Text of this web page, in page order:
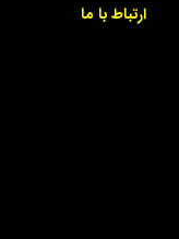
ارتباط با ما